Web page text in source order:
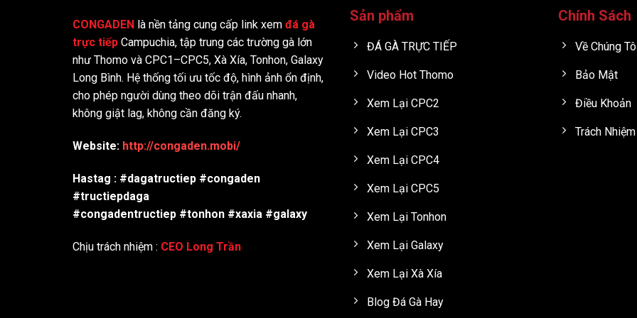
Thay vì yêu cầu nhiều thao tác phức tạp, người dùng có thể xem trực tiếp mà không cần đăng ký tài khoản. Giao
điện thoại và máy tính, phù hợp với thói quen truy cập nhanh của người xem đá gà trực tiếp hiện nay.
Ngay từ khi bắt đầu, CONGADEN được xây dựng với mục tiêu giải quyết những vấn đề phổ biến mà người xem
không có đúng trận đang cần theo dõi. Qua từng giai đoạn, hệ thống được tối ưu dần để mang lại trải nghiệm ổn
Giai đoạn
2015-2019
2023-2025
vận hành dựa trên nguồn phát trực tiếp từ các trường gà hợp pháp tại
CONGADEN là nền tảng cung cấp link xem đá gà
trực tiếp Campuchia, tập trung các trường gà lớn
như Thomo và CPC1–CPC5, Xà Xía, Tonhon, Galaxy
Long Bình. Hệ thống tối ưu tốc độ, hình ảnh ổn định,
cho phép người dùng theo dõi trận đấu nhanh,
không giật lag, không cần đăng ký.
Website: http://congaden.mobi/
Hastag : #dagatructiep #congaden
#tructiepdaga
#congadentructiep #tonhon #xaxia #galaxy
Chịu trách nhiệm : CEO Long Trần
Sản phẩm
ĐÁ GÀ TRỰC TIẾP
Video Hot Thomo
Xem Lại CPC2
Xem Lại CPC3
Xem Lại CPC4
Xem Lại CPC5
Xem Lại Tonhon
Xem Lại Galaxy
Xem Lại Xà Xía
Blog Đá Gà Hay
Chính Sách
Về Chúng
Bảo Mật
Điều Khoản
Trách Nhiệm